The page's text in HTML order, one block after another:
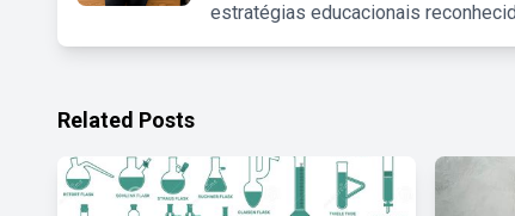
estratégias educacionais
Related Posts